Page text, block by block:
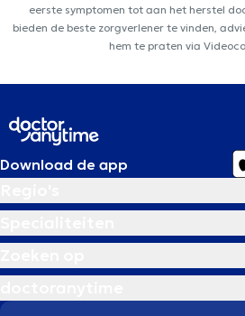
eerste symptomen tot aan het herstel
bieden de beste zorgverlener te vinden,
hem te praten via
Download de app